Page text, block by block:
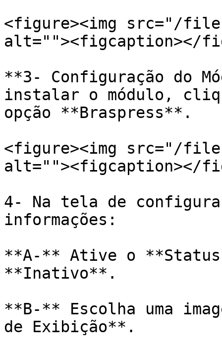
<figure><img src="/
alt=""><figcaption></
**3- Configuração do
instalar o módulo,
opção **Braspress**.
<figure><img src="/
alt=""><figcaption></
4- Na tela de
informações:
**A-** Ative o
**Inativo**.
**B-** Escolha uma
de Exibição**.